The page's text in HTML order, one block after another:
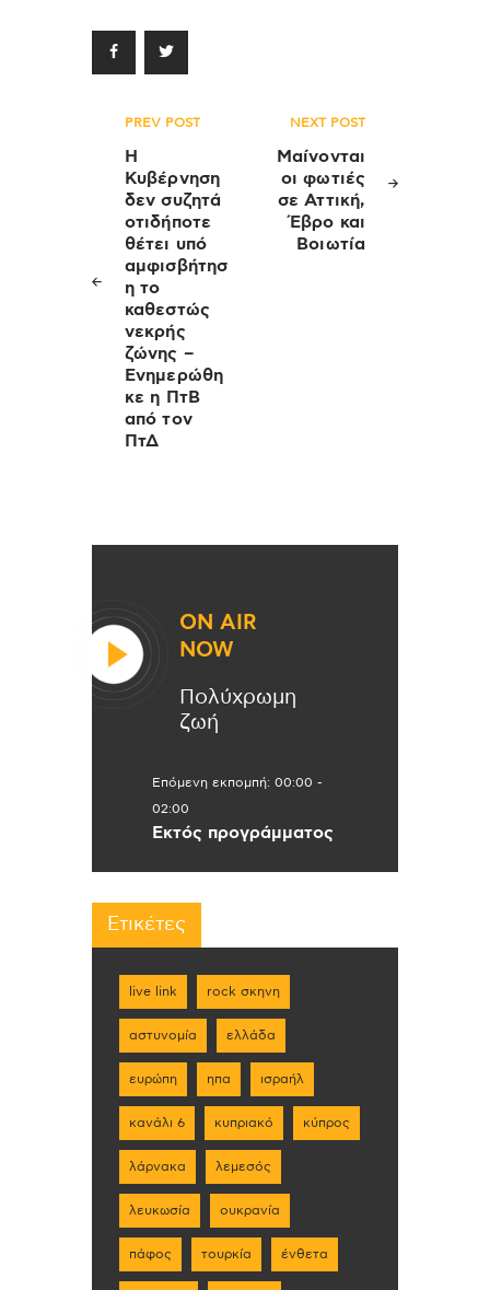
Πλοήγηση
άρθρων
PREV POST
Η
Κυβέρνηση
δεν συζητά
οτιδήποτε
θέτει υπό
αμφισβήτησ
η το
καθεστώς
νεκρής
ζώνης –
Ενημερώθη
κε η ΠτΒ
από τον
ΠτΔ
NEXT POST
Μαίνονται
οι φωτιές
σε Αττική,
Έβρο και
Βοιωτία
ON AIR
NOW
Πολύχρωμη
ζωή
Επόμενη εκπομπή: 00:00 -
02:00
Εκτός προγράμματος
Ετικέτες
live link rock σκηνη
αστυνομία ελλάδα
ευρώπη ηπα ισραήλ
κανάλι 6 κυπριακό κύπρος
λάρνακα λεμεσός
λευκωσία ουκρανία
πάφος τουρκία ένθετα